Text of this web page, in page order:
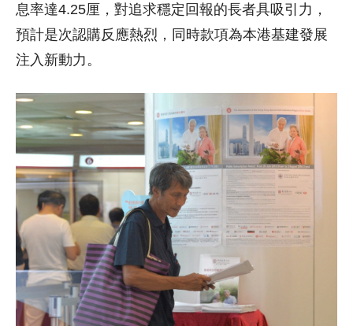
息率達4.25厘，對追求穩定回報的長者具吸引力，
預計是次認購反應熱烈，同時款項為本港基建發展
注入新動力。